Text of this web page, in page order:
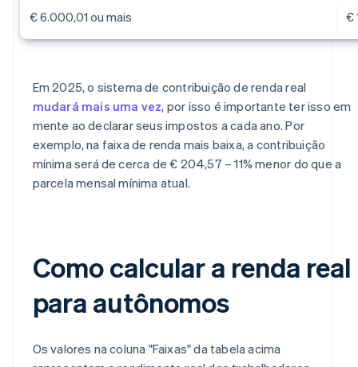
€ 6.000,01 ou mais €
Em 2025, o sistema de contribuição de renda real
mudará mais uma vez, por isso é importante ter isso em
mente ao declarar seus impostos a cada ano. Por
exemplo, na faixa de renda mais baixa, a contribuição
mínima será de cerca de € 204,57 – 11% menor do que a
parcela mensal mínima atual.
Como calcular a renda real
para autônomos
Os valores na coluna "Faixas" da tabela acima